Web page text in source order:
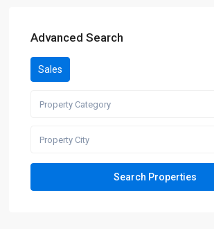
Advanced Search
Sales
Property Category
Property City